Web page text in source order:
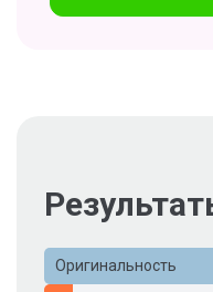
Оригинальность